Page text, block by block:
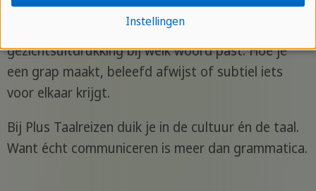
Wat een boek je niet leert: hoe mensen écht
praten. Hoe informele zinnen klinken. Welke
gezichtsuitdrukking bij welk woord past. Hoe je
een grap maakt, beleefd afwijst of subtiel iets
voor elkaar krijgt.
Bij Plus Taalreizen duik je in de cultuur én de taal.
Want écht communiceren is meer dan grammatica.
Instellingen